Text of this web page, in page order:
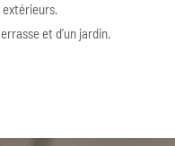
et d’un jardin.